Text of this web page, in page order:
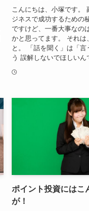
こんにちは、小塚です。
ジネスで成功するための
ですけど、一番大事なの
かと思ってます。 それは
と。 「話を聞く」は「
う 誤解しないでほしいん
ポイント投資にはこ
が！